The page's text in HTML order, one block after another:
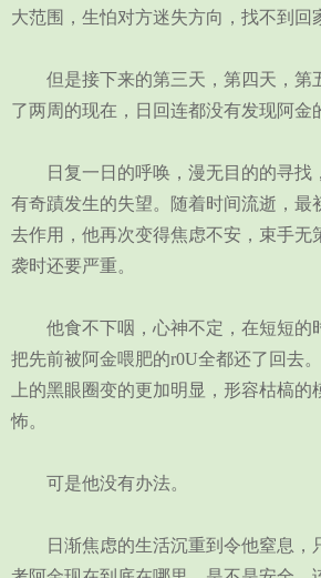
大范围，生怕对方迷失方向，找不到回
但是接下来的第三天，第四天，第
了两周的现在，日回连都没有发现阿金
日复一日的呼唤，漫无目的的寻找
有奇蹟发生的失望。随着时间流逝，最
去作用，他再次变得焦虑不安，束手无
袭时还要严重。
他食不下咽，心神不定，在短短的
把先前被阿金喂肥的r0U全都还了回去
上的黑眼圈变的更加明显，形容枯槁
怖。
可是他没有办法。
日渐焦虑的生活沉重到令他窒息，